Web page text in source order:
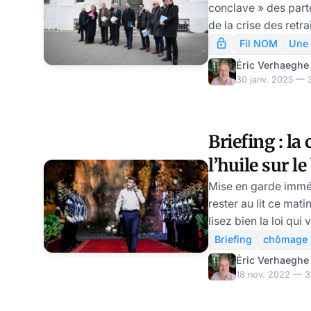
conclave » des
de la crise des
imposée aux
pourtant minoritaire
informations, le
esquisse d’accord
question des
nombreuses pour
Fil NOM
Une
Éric Verhaeghe
30 janv. 2025 —
Briefing : la
l’huile sur
soignants
Mise en garde
rester au lit ce
lisez bien la loi qui
l'assurance
comme
de déclarer forfait
Briefing
chômage
Éric Verhaeghe
18 nov. 2022 — 3